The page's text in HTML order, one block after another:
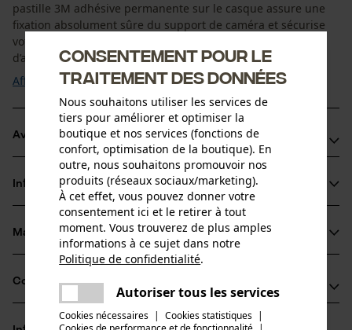
pastille 3M adhésive permanente sur le casque assure une
fixation absolument sûre du support de caméra et sécurise
votre Action-Cam. Un étrier supplémentaire sous le clapet
d’aération offre une grande ...
Afficher plus
Avantages du produit
Montage simple et rapide
La visière peut toujours être ouverte normalement
Le support pour casques Actioncam de PROTOS® est
compatible avec différents modèles Actioncam comme
GoPro, Virb et bien d’autres encore.
Informations sur le produit
Détails du produit
Groupe dâge
Matériau & entretien
Matériau principal
Compatibilité
Consentement pour le
traitement des données
Nous souhaitons utiliser les services de
tiers pour améliorer et optimiser la
boutique et nos services (fonctions de
confort, optimisation de la boutique). En
outre, nous souhaitons promouvoir nos
produits (réseaux sociaux/marketing).
À cet effet, vous pouvez donner votre
consentement ici et le retirer à tout
moment. Vous trouverez de plus amples
informations à ce sujet dans notre
Politique de confidentialité.
Autoriser tous les services
Cookies nécessaires | Cookies statistiques |
Une erreur s'est produite. Veuillez
essayer encore.
partager
partager